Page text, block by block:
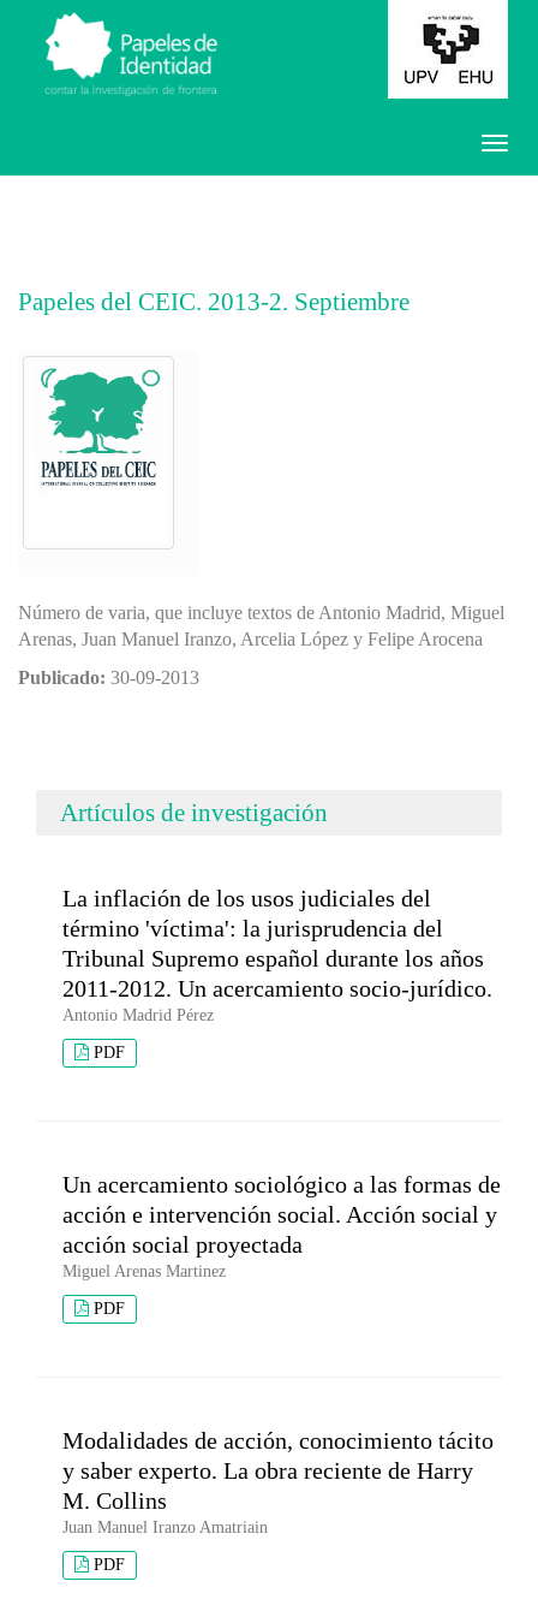
Papeles del CEIC. 2013-2. Septiembre
Número de varia, que incluye textos de Antonio Madrid, Miguel
Arenas, Juan Manuel Iranzo, Arcelia López y Felipe Arocena
Publicado: 30-09-2013
Artículos de investigación
La inflación de los usos judiciales del
término 'víctima': la jurisprudencia del
Tribunal Supremo español durante los años
2011-2012. Un acercamiento socio-jurídico.
Antonio Madrid Pérez
PDF
Un acercamiento sociológico a las formas de
acción e intervención social. Acción social y
acción social proyectada
Miguel Arenas Martinez
PDF
Modalidades de acción, conocimiento tácito
y saber experto. La obra reciente de Harry
M. Collins
Juan Manuel Iranzo Amatriain
PDF